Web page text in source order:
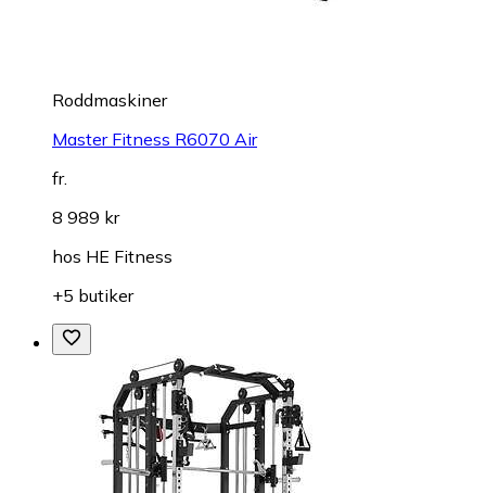
Roddmaskiner
Master Fitness R6070 Air
fr.
8 989 kr
hos HE Fitness
+5 butiker